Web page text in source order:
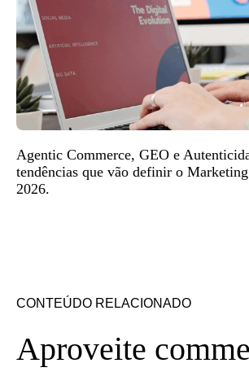
Agentic Commerce, GEO e
tendências que vão definir o
2026.
CONTEÚDO RELACIONADO
Aproveite